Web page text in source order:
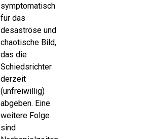
symptomatisch
für das
desaströse und
chaotische Bild,
das die
Schiedsrichter
derzeit
(unfreiwillig)
abgeben. Eine
weitere Folge
sind